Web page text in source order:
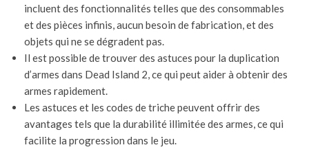
incluent des fonctionnalités telles que des consommables
et des pièces infinis, aucun besoin de fabrication, et des
objets qui ne se dégradent pas.
Il est possible de trouver des astuces pour la duplication
d’armes dans Dead Island 2, ce qui peut aider à obtenir des
armes rapidement.
Les astuces et les codes de triche peuvent offrir des
avantages tels que la durabilité illimitée des armes, ce qui
facilite la progression dans le jeu.